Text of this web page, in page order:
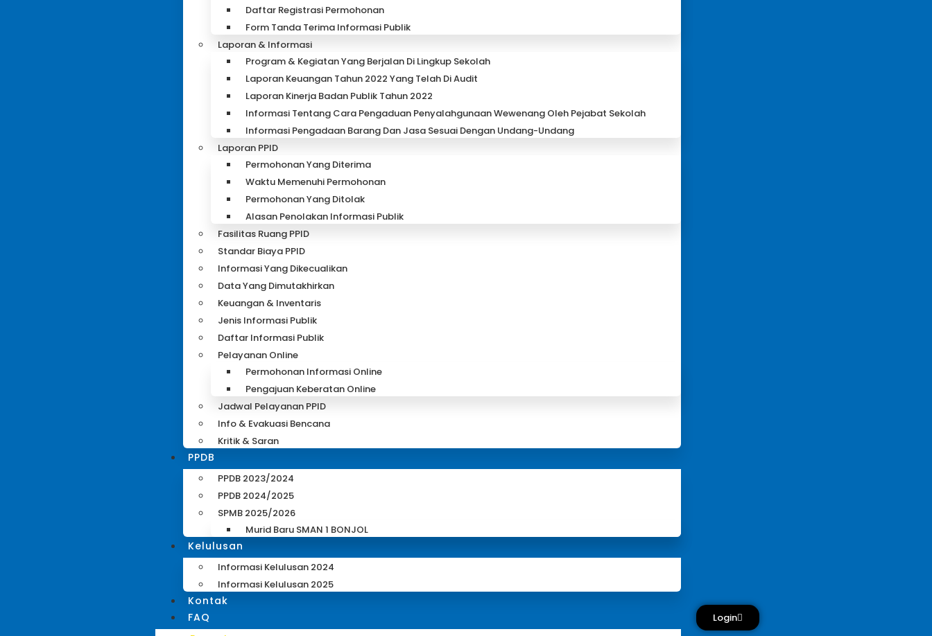
Daftar Registrasi Permohonan
Form Tanda Terima Informasi Publik
Laporan & Informasi
Program & Kegiatan Yang Berjalan Di Lingkup Sekolah
Laporan Keuangan Tahun 2022 Yang Telah Di Audit
Laporan Kinerja Badan Publik Tahun 2022
Informasi Tentang Cara Pengaduan Penyalahgunaan Wewenang Oleh Pejabat Sekolah
Informasi Pengadaan Barang Dan Jasa Sesuai Dengan Undang-Undang
Laporan PPID
Permohonan Yang Diterima
Waktu Memenuhi Permohonan
Permohonan Yang Ditolak
Alasan Penolakan Informasi Publik
Fasilitas Ruang PPID
Standar Biaya PPID
Informasi Yang Dikecualikan
Data Yang Dimutakhirkan
Keuangan & Inventaris
Jenis Informasi Publik
Daftar Informasi Publik
Pelayanan Online
Permohonan Informasi Online
Pengajuan Keberatan Online
Jadwal Pelayanan PPID
Info & Evakuasi Bencana
Kritik & Saran
PPDB
PPDB 2023/2024
PPDB 2024/2025
SPMB 2025/2026
Murid Baru SMAN 1 BONJOL
Kelulusan
Informasi Kelulusan 2024
Informasi Kelulusan 2025
Kontak
FAQ
Login